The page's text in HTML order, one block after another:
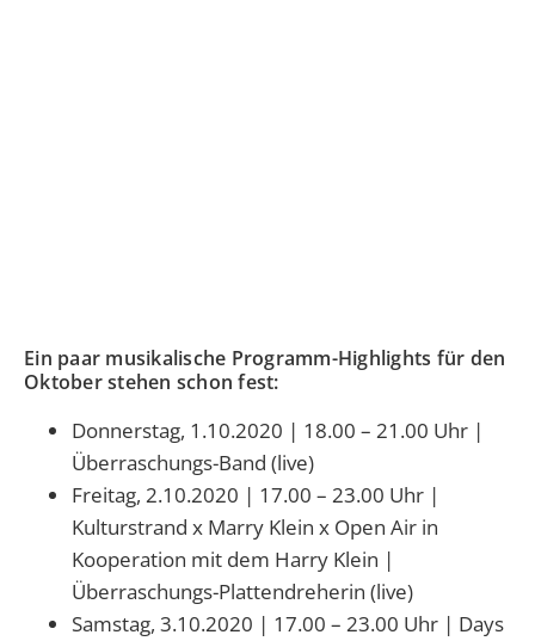
Ein paar musikalische Programm-Highlights für den
Oktober stehen schon fest:
Donnerstag, 1.10.2020 | 18.00 – 21.00 Uhr |
Überraschungs-Band (live)
Freitag, 2.10.2020 | 17.00 – 23.00 Uhr |
Kulturstrand x Marry Klein x Open Air in
Kooperation mit dem Harry Klein |
Überraschungs-Plattendreherin (live)
Samstag, 3.10.2020 | 17.00 – 23.00 Uhr | Days